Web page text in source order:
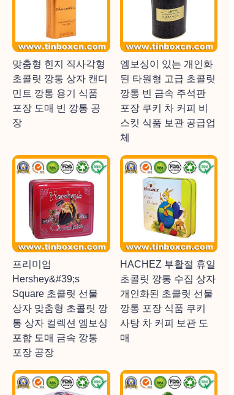
맞춤형 힌지 직사각형
초콜릿 깡통 상자 캔디
민트 깡통 용기 식품
포장 도매 빈 깡통 공
장
엠보싱이 있는 개인화
된 타원형 고급 초콜릿
깡통 빈 금속 주석판
포장 쿠키 차 커피 비
스킷 식품 보관 공급업
체
프리미엄
Hershey&#39;s
Square 초콜릿 선물
상자 맞춤형 초콜릿 깡
통 상자 컬렉션 엠보싱
포함 도매 금속 깡통
포장 공장
HACHEZ 부활절 휴일
초콜릿 깡통 수집 상자
개인화된 초콜릿 선물
깡통 포장 식품 쿠키
사탕 차 커피 보관 도
매